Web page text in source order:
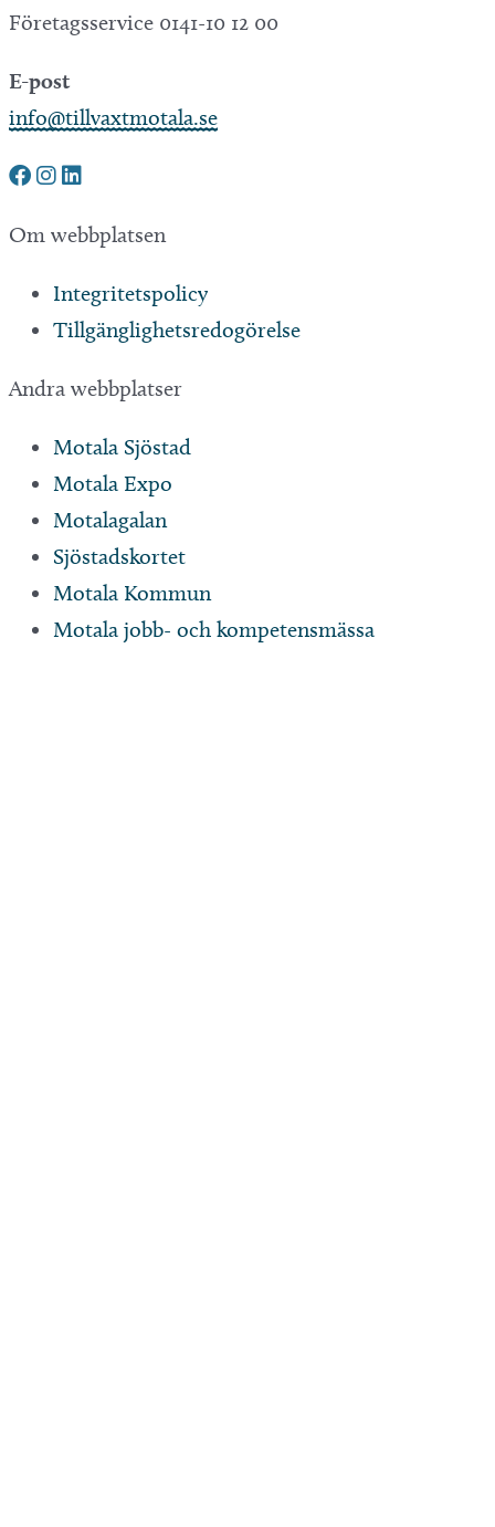
Företagsservice 0141-10 12 00
E-post
info@tillvaxtmotala.se
Om webbplatsen
Integritetspolicy
Tillgänglighetsredogörelse
Andra webbplatser
Motala Sjöstad
Motala Expo
Motalagalan
Sjöstadskortet
Motala Kommun
Motala jobb- och kompetensmässa